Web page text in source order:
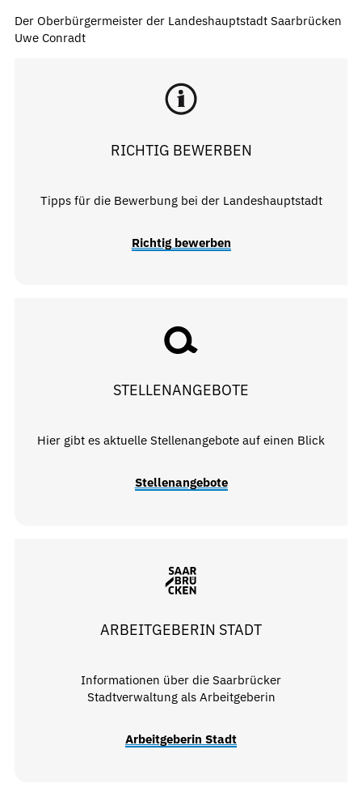
Der Oberbürgermeister der Landeshauptstadt Saarbrücken
Uwe Conradt
RICHTIG BEWERBEN
Tipps für die Bewerbung bei der Landeshauptstadt
Richtig bewerben
STELLENANGEBOTE
Hier gibt es aktuelle Stellenangebote auf einen Blick
Stellenangebote
ARBEITGEBERIN STADT
Informationen über die Saarbrücker
Stadtverwaltung als Arbeitgeberin
Arbeitgeberin Stadt